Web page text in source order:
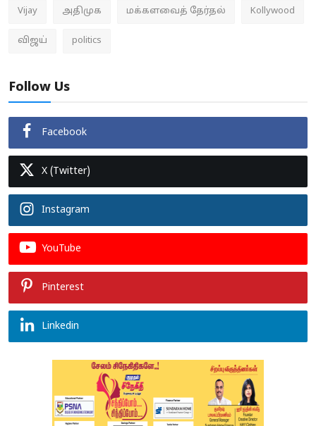
Vijay அதிமுக மக்களவைத் தேர்தல் Kollywood
விஜய் politics
Follow Us
Facebook
X (Twitter)
Instagram
YouTube
Pinterest
Linkedin